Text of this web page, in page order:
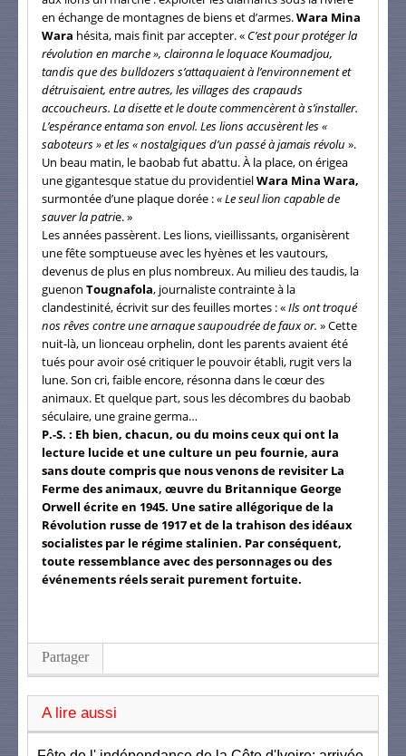
en échange de montagnes de biens et d’armes.Wara Mina
Wara hésita, mais finit par accepter. « C’est pour protéger la
révolution en marche », claironna le loquace Koumadjou,
tandis que des bulldozers s’attaquaient à l’environnement et
détruisaient, entre autres, les villages des crapauds
accoucheurs. La disette et le doute commencèrent à s’installer.
L’espérance entama son envol. Les lions accusèrent les «
saboteurs » et les « nostalgiques d’un passé à jamais révolu ».
Un beau matin, le baobab fut abattu. À la place, on érigea
une gigantesque statue du providentielWara Mina Wara,
surmontée d’une plaque dorée :« Le seul lion capable de
sauver la patrie. »
Les années passèrent. Les lions, vieillissants, organisèrent
une fête somptueuse avec les hyènes et les vautours,
devenus de plus en plus nombreux. Au milieu des taudis, la
guenon Tougnafola, journaliste contrainte à la
clandestinité, écrivit sur des feuilles mortes : «Ils ont troqué
nos rêves contre une arnaque saupoudrée de faux or. » Cette
nuit-là, un lionceau orphelin, dont les parents avaient été
tués pour avoir osé critiquer le pouvoir établi, rugit vers la
lune. Son cri, faible encore, résonna dans le cœur des
animaux. Et quelque part, sous les décombres du baobab
séculaire, une graine germa…
P.-S. : Eh bien, chacun, ou du moins ceux qui ont la
lecture lucide et une culture un peu fournie, aura
sans doute compris que nous venons de revisiter La
Ferme des animaux, œuvre du Britannique George
Orwell écrite en 1945. Une satire allégorique de la
Révolution russe de 1917 et de la trahison des idéaux
socialistes par le régime stalinien. Par conséquent,
toute ressemblance avec des personnages ou des
événements réels serait purement fortuite.
Partager
A lire aussi